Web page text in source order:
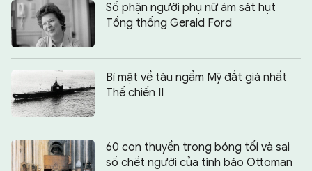
Số phận người phụ nữ ám sát hụt
Tổng thống Gerald Ford
Bí mật về tàu ngầm Mỹ đắt giá nhất
Thế chiến II
60 con thuyền trong bóng tối và sai
số chết người của tình báo Ottoman